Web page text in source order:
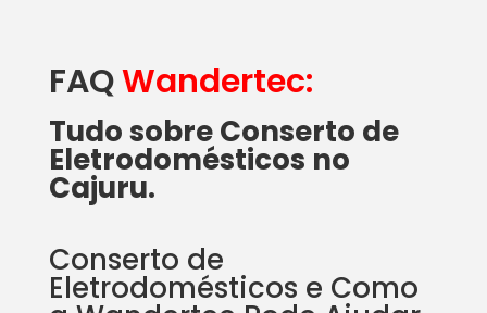
FAQWandertec:
Tudo sobre Conserto de
Eletrodomésticos no
Cajuru.
Conserto de
Eletrodomésticos e Como